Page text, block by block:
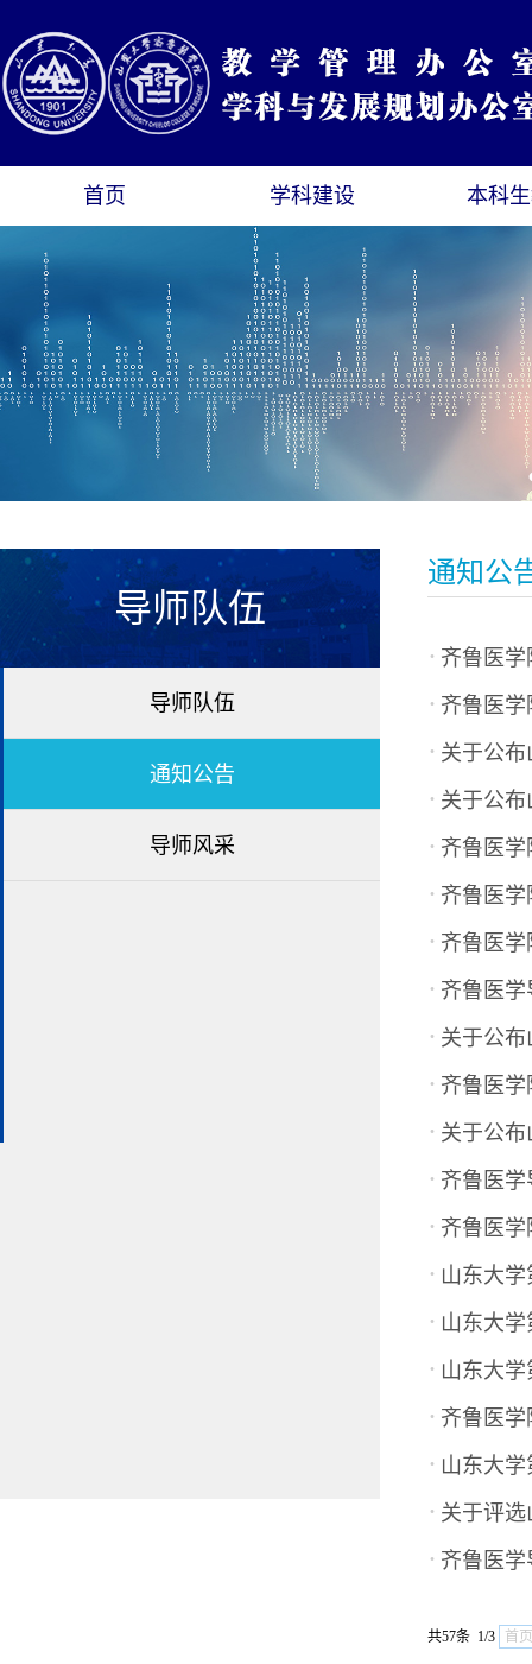
首页 学科建设 本科
导师队伍
导师队伍
通知公告
导师风采
通知公
· 齐鲁医
· 齐鲁医
· 关于公
· 关于公布
· 齐鲁医
· 齐鲁医
· 齐鲁医
· 齐鲁医学
· 关于公
· 齐鲁医
· 关于公布
· 齐鲁医学
· 齐鲁医
· 山东大
· 山东大
· 山东大
· 齐鲁医
· 山东大
· 关于评选
· 齐鲁医学
共57条 1/3 首页